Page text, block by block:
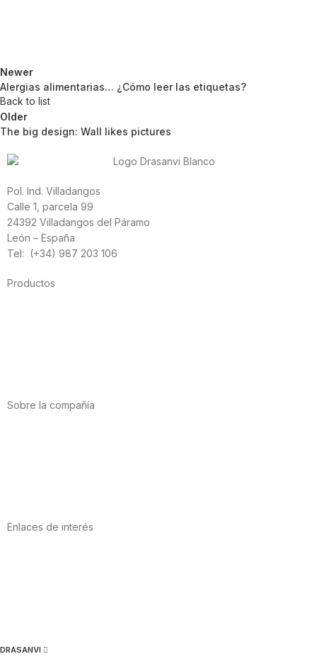
Newer
Alergias alimentarias… ¿Cómo leer las etiquetas?
Back to list
Older
The big design: Wall likes pictures
Pol. Ind. Villadangos
Calle 1, parcela 99
24392 Villadangos del Páramo
León – España
Tel: (+34) 987 203 106
Productos
Sobre la compañía
Enlaces de interés
DRASANVI